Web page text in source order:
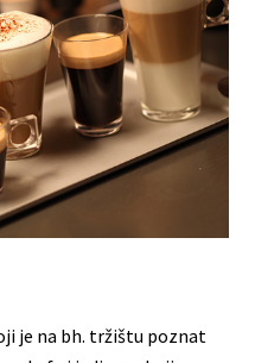
je na bh. tržištu poznat